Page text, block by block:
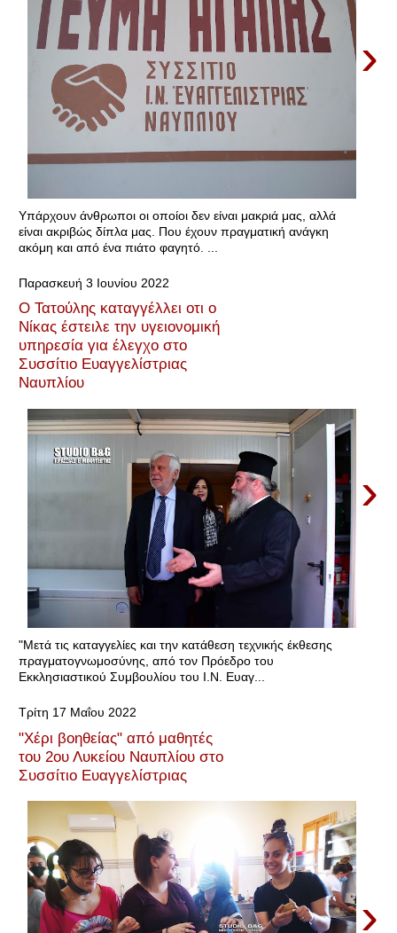
›
Υπάρχουν άνθρωποι οι οποίοι δεν είναι μακριά μας, αλλά
είναι ακριβώς δίπλα μας. Που έχουν πραγματική ανάγκη
ακόμη και από ένα πιάτο φαγητό. ...
Παρασκευή 3 Ιουνίου 2022
Ο Τατούλης καταγγέλλει οτι ο
Νίκας έστειλε την υγειονομική
υπηρεσία για έλεγχο στο
Συσσίτιο Ευαγγελίστριας
Ναυπλίου
›
"Μετά τις καταγγελίες και την κατάθεση τεχνικής έκθεσης
πραγματογνωμοσύνης, από τον Πρόεδρο του
Εκκλησιαστικού Συμβουλίου του Ι.Ν. Ευαγ...
Τρίτη 17 Μαΐου 2022
"Χέρι βοηθείας" από μαθητές
του 2ου Λυκείου Ναυπλίου στο
Συσσίτιο Ευαγγελίστριας
›